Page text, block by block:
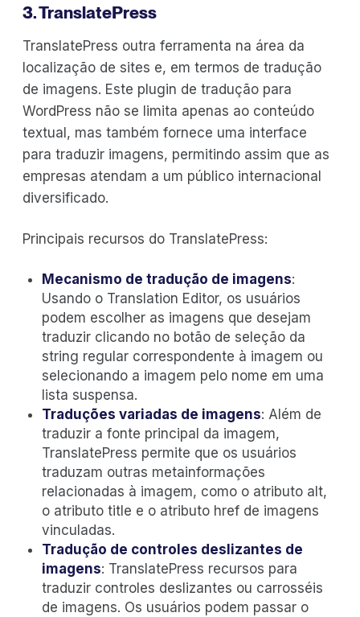
3. TranslatePress
TranslatePress outra ferramenta na área da
localização de sites e, em termos de tradução
de imagens. Este plugin de tradução para
WordPress não se limita apenas ao conteúdo
textual, mas também fornece uma interface
para traduzir imagens, permitindo assim que as
empresas atendam a um público internacional
diversificado.
Principais recursos do TranslatePress:
Mecanismo de tradução de imagens:
Usando o Translation Editor, os usuários
podem escolher as imagens que desejam
traduzir clicando no botão de seleção da
string regular correspondente à imagem ou
selecionando a imagem pelo nome em uma
lista suspensa.
Traduções variadas de imagens: Além de
traduzir a fonte principal da imagem,
TranslatePress permite que os usuários
traduzam outras metainformações
relacionadas à imagem, como o atributo alt,
o atributo title e o atributo href de imagens
vinculadas.
Tradução de controles deslizantes de
imagens: TranslatePress recursos para
traduzir controles deslizantes ou carrosséis
de imagens. Os usuários podem passar o